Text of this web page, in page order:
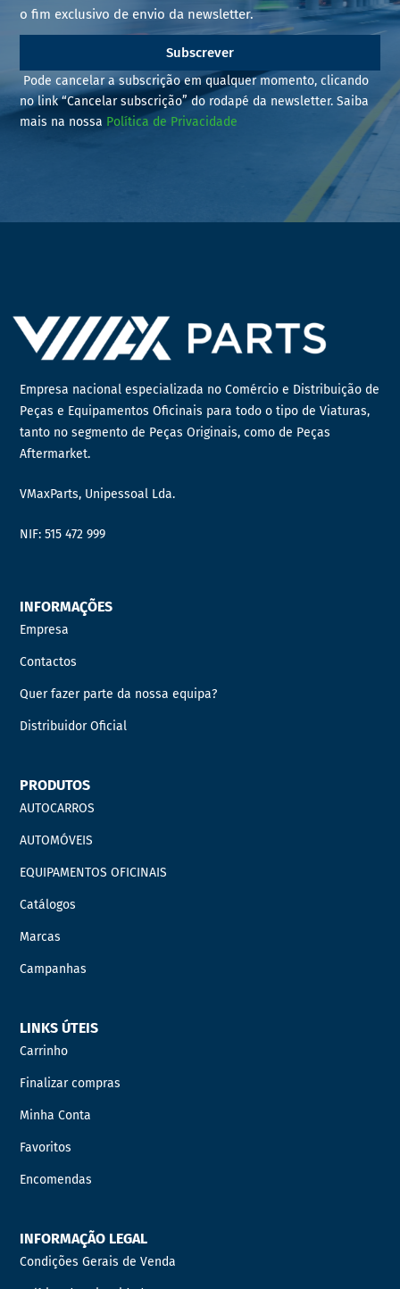
o fim exclusivo de envio da newsletter.
Subscrever
Pode cancelar a subscrição em qualquer momento, clicando
no link “Cancelar subscrição” do rodapé da newsletter. Saiba
mais na nossa Política de Privacidade
Empresa nacional especializada no Comércio e Distribuição de
Peças e Equipamentos Oficinais para todo o tipo de Viaturas,
tanto no segmento de Peças Originais, como de Peças
Aftermarket.
VMaxParts, Unipessoal Lda.
NIF: 515 472 999
INFORMAÇÕES
Empresa
Contactos
Quer fazer parte da nossa equipa?
Distribuidor Oficial
PRODUTOS
AUTOCARROS
AUTOMÓVEIS
EQUIPAMENTOS OFICINAIS
Catálogos
Marcas
Campanhas
LINKS ÚTEIS
Carrinho
Finalizar compras
Minha Conta
Favoritos
Encomendas
INFORMAÇÃO LEGAL
Condições Gerais de Venda